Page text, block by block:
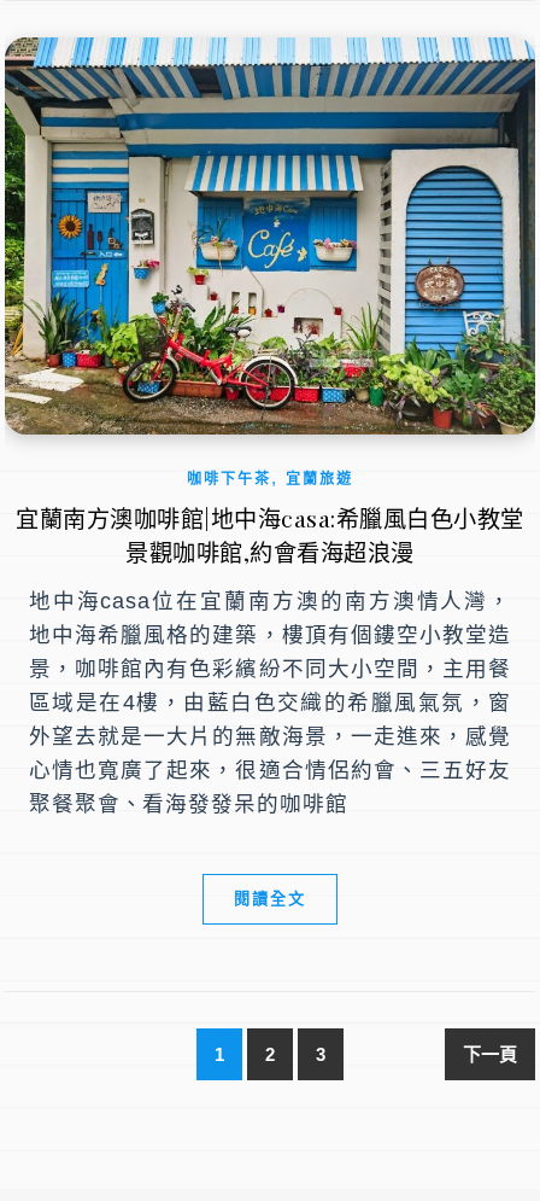
咖啡下午茶 , 宜蘭旅遊
宜蘭南方澳咖啡館|地中海casa:希臘風白色小教堂
景觀咖啡館,約會看海超浪漫
地中海casa位在宜蘭南方澳的南方澳情人灣，
地中海希臘風格的建築，樓頂有個鏤空小教堂造
景，咖啡館內有色彩繽紛不同大小空間，主用餐
區域是在4樓，由藍白色交織的希臘風氣氛，窗
外望去就是一大片的無敵海景，一走進來，感覺
心情也寬廣了起來，很適合情侶約會、三五好友
聚餐聚會、看海發發呆的咖啡館
閱讀全文
1 2 3